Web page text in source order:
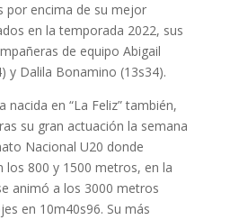
por encima de su mejor
en la temporada 2022, sus
de equipo Abigail
y Dalila Bonamino (13s34).
en “La Feliz” también,
su gran actuación la semana
Nacional U20 donde
800 y 1500 metros, en la
animó a los 3000 metros
en 10m40s96. Su más